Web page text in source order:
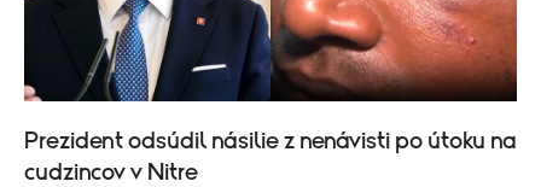
Prezident odsúdil násilie z nenávisti po útoku na
cudzincov v Nitre